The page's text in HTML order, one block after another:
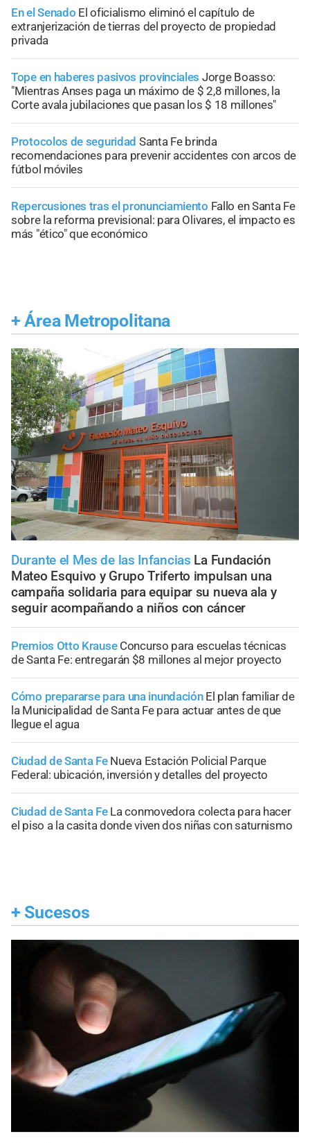
En el Senado El oficialismo eliminó el capítulo de
extranjerización de tierras del proyecto de propiedad
privada
Tope en haberes pasivos provinciales Jorge Boasso:
"Mientras Anses paga un máximo de $ 2,8 millones, la
Corte avala jubilaciones que pasan los $ 18 millones"
Protocolos de seguridad Santa Fe brinda
recomendaciones para prevenir accidentes con arcos de
fútbol móviles
Repercusiones tras el pronunciamiento Fallo en Santa Fe
sobre la reforma previsional: para Olivares, el impacto es
más "ético" que económico
+ Área Metropolitana
Durante el Mes de las Infancias La Fundación
Mateo Esquivo y Grupo Triferto impulsan una
campaña solidaria para equipar su nueva ala y
seguir acompañando a niños con cáncer
Premios Otto Krause Concurso para escuelas técnicas
de Santa Fe: entregarán $8 millones al mejor proyecto
Cómo prepararse para una inundación El plan familiar de
la Municipalidad de Santa Fe para actuar antes de que
llegue el agua
Ciudad de Santa Fe Nueva Estación Policial Parque
Federal: ubicación, inversión y detalles del proyecto
Ciudad de Santa Fe La conmovedora colecta para hacer
el piso a la casita donde viven dos niñas con saturnismo
+ Sucesos